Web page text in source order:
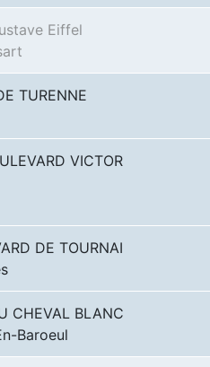
Eiffel
TURENNE
VICTOR
DE TOURNAI
CHEVAL BLANC
Baroeul